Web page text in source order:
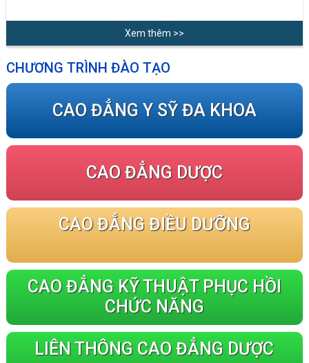
Xem thêm >>
CHƯƠNG TRÌNH ĐÀO TẠO
CAO ĐẲNG Y SỸ ĐA KHOA
CAO ĐẲNG DƯỢC
CAO ĐẲNG ĐIỀU DƯỠNG
CAO ĐẲNG KỸ THUẬT PHỤC HỒI
CHỨC NĂNG
LIÊN THÔNG CAO ĐẲNG DƯỢC